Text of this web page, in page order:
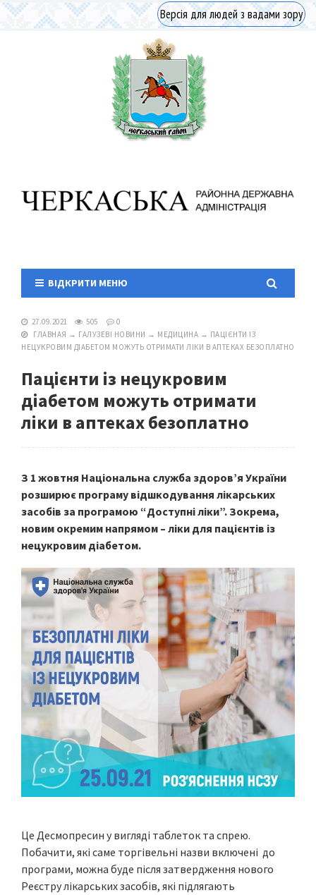
Версія для людей з вадами зору
ВІДКРИТИ МЕНЮ
27.09.2021 505
0
ГЛАВНАЯ → ГАЛУЗЕВІ НОВИНИ → МЕДИЦИНА → ПАЦІЄНТИ ІЗ
НЕЦУКРОВИМ ДІАБЕТОМ МОЖУТЬ ОТРИМАТИ ЛІКИ В АПТЕКАХ БЕЗОПЛАТНО
Пацієнти із нецукровим
діабетом можуть отримати
ліки в аптеках безоплатно
З 1 жовтня Національна служба здоров’я України
розширює програму відшкодування лікарських
засобів за програмою “Доступні ліки”. Зокрема,
новим окремим напрямом – ліки для пацієнтів із
нецукровим діабетом.
Це Десмопресин у вигляді таблеток та спрею.
Побачити, які саме торгівельні назви включені до
програми, можна буде після затвердження нового
Реєстру лікарських засобів, які підлягають